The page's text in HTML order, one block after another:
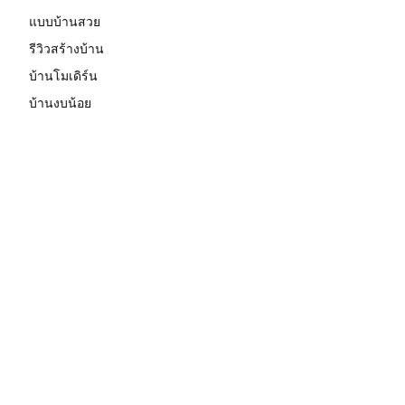
แบบบ้านสวย
รีวิวสร้างบ้าน
บ้านโมเดิร์น
บ้านงบน้อย